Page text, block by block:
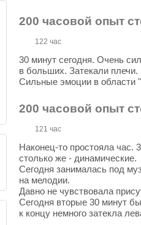
200 часовой опыт
122 час
30 минут сегодня. Очень
в больших. Затекали плечи.
Сильные эмоции в области
200 часовой опыт
121 час
Наконец-то простояла час.
столько же - динамические.
Сегодня занималась под
на мелодии.
Давно не чувствовала
Сегодня вторые 30 минут
к концу немного затекла